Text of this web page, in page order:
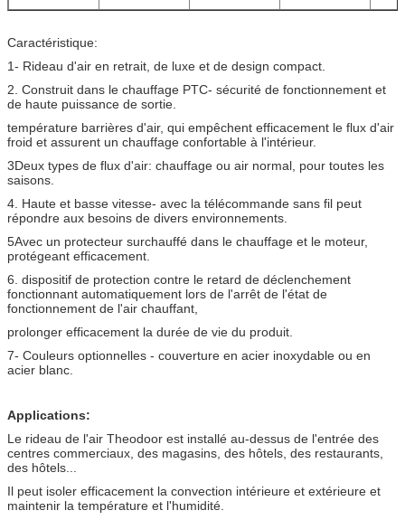
Caractéristique:
1- Rideau d'air en retrait, de luxe et de design compact.
2. Construit dans le chauffage PTC- sécurité de fonctionnement et
de haute puissance de sortie.
température barrières d'air, qui empêchent efficacement le flux d'air
froid et assurent un chauffage confortable à l'intérieur.
3Deux types de flux d'air: chauffage ou air normal, pour toutes les
saisons.
4. Haute et basse vitesse- avec la télécommande sans fil peut
répondre aux besoins de divers environnements.
5Avec un protecteur surchauffé dans le chauffage et le moteur,
protégeant efficacement.
6. dispositif de protection contre le retard de déclenchement
fonctionnant automatiquement lors de l'arrêt de l'état de
fonctionnement de l'air chauffant,
prolonger efficacement la durée de vie du produit.
7- Couleurs optionnelles - couverture en acier inoxydable ou en
acier blanc.
Applications:
Le rideau de l'air Theodoor est installé au-dessus de l'entrée des
centres commerciaux, des magasins, des hôtels, des restaurants,
des hôtels...
Il peut isoler efficacement la convection intérieure et extérieure et
maintenir la température et l'humidité.